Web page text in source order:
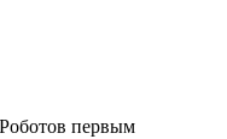
первым